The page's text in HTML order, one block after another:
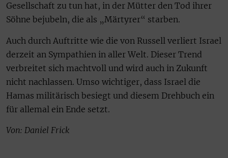
Gesellschaft zu tun hat, in der Mütter den Tod ihrer
Söhne bejubeln, die als „Märtyrer“ starben.
Auch durch Auftritte wie die von Russell verliert Israel
derzeit an Sympathien in aller Welt. Dieser Trend
verbreitet sich machtvoll und wird auch in Zukunft
nicht nachlassen. Umso wichtiger, dass Israel die
Hamas militärisch besiegt und diesem Drehbuch ein
für allemal ein Ende setzt.
Von: Daniel Frick